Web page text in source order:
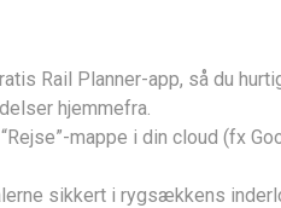
Rail Planner-app, så du
hjemmefra.
mappe i din cloud (fx
sikkert i rygsækkens